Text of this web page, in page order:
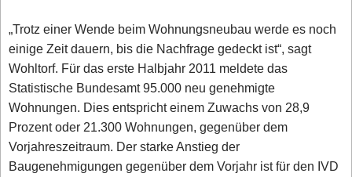
„Trotz einer Wende beim Wohnungsneubau werde es noch
einige Zeit dauern, bis die Nachfrage gedeckt ist“, sagt
Wohltorf. Für das erste Halbjahr 2011 meldete das
Statistische Bundesamt 95.000 neu genehmigte
Wohnungen. Dies entspricht einem Zuwachs von 28,9
Prozent oder 21.300 Wohnungen, gegenüber dem
Vorjahreszeitraum. Der starke Anstieg der
Baugenehmigungen gegenüber dem Vorjahr ist für den IVD